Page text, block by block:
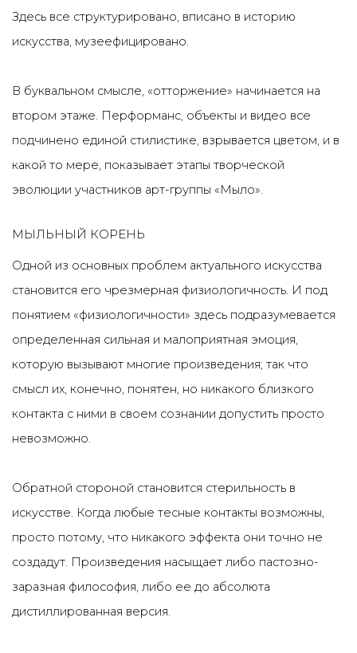
Здесь все структурировано, вписано в историю
искусства, музеефицировано.
В буквальном смысле, «отторжение» начинается на
втором этаже. Перформанс, объекты и видео все
подчинено единой стилистике, взрывается цветом, и в
какой то мере, показывает этапы творческой
эволюции участников арт-группы «Мыло».
МЫЛЬНЫЙ КОРЕНЬ
Одной из основных проблем актуального искусства
становится его чрезмерная физиологичность. И под
понятием «физиологичности» здесь подразумевается
определенная сильная и малоприятная эмоция,
которую вызывают многие произведения; так что
смысл их, конечно, понятен, но никакого близкого
контакта с ними в своем сознании допустить просто
невозможно.
Обратной стороной становится стерильность в
искусстве. Когда любые тесные контакты возможны,
просто потому, что никакого эффекта они точно не
создадут. Произведения насыщает либо пастозно-
заразная философия, либо ее до абсолюта
дистиллированная версия.